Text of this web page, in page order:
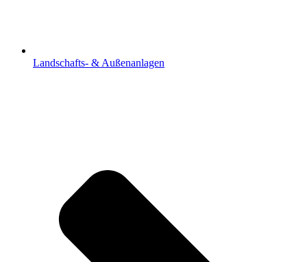
Landschafts- & Außenanlagen